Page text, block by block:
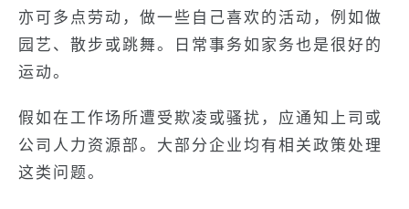
亦可多点劳动，做一些自己喜欢的活动，例如做
园艺、散步或跳舞。日常事务如家务也是很好的
运动。
假如在工作场所遭受欺凌或骚扰，应通知上司或
公司人力资源部。大部分企业均有相关政策处理
这类问题。